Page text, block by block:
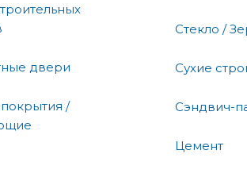
двери
/
Стекло /
Сухие
Сэндвич-
Цемент